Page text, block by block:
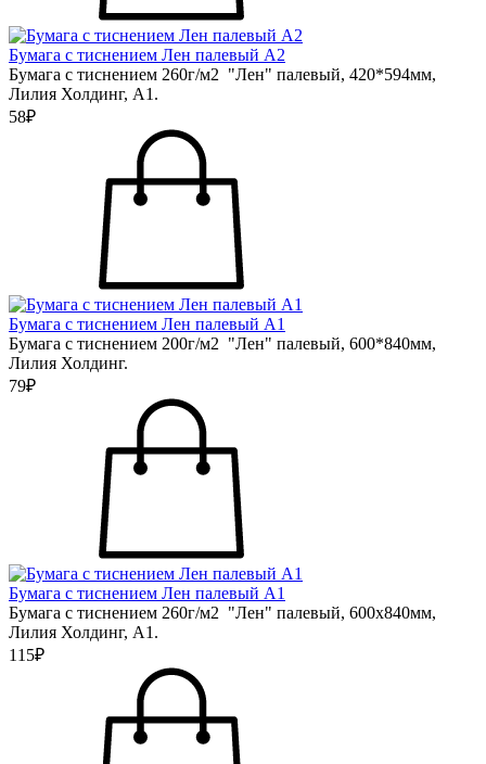
Бумага с тиснением Лен палевый А2
Бумага с тиснением 260г/м2 "Лен" палевый, 420*594мм,
Лилия Холдинг, А1.
58₽
Бумага с тиснением Лен палевый А1
Бумага с тиснением 200г/м2 "Лен" палевый, 600*840мм,
Лилия Холдинг.
79₽
Бумага с тиснением Лен палевый А1
Бумага с тиснением 260г/м2 "Лен" палевый, 600х840мм,
Лилия Холдинг, А1.
115₽